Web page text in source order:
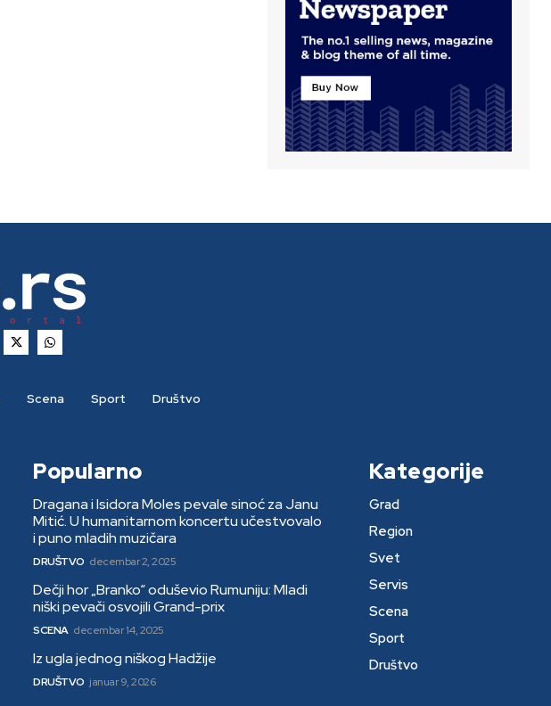
Scena Sport Društvo
Popularno
Dragana i Isidora Moles pevale sinoć za Janu
Mitić. U humanitarnom koncertu učestvovalo
i puno mladih muzičara
DRUŠTVO decembar 2, 2025
Dečji hor „Branko“ oduševio Rumuniju: Mladi
niški pevači osvojili Grand-prix
SCENA decembar 14, 2025
Iz ugla jednog niškog Hadžije
DRUŠTVO januar 9, 2026
Kategorije
Grad
Region
Svet
Servis
Scena
Sport
Društvo